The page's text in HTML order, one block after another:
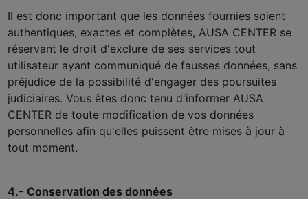
Il est donc important que les données fournies soient
authentiques, exactes et complètes, AUSA CENTER se
réservant le droit d'exclure de ses services tout
utilisateur ayant communiqué de fausses données, sans
préjudice de la possibilité d'engager des poursuites
judiciaires. Vous êtes donc tenu d'informer AUSA
CENTER de toute modification de vos données
personnelles afin qu'elles puissent être mises à jour à
tout moment.
4.- Conservation des données